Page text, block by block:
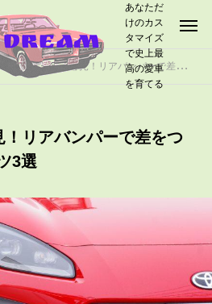
あなただ
けのカス
タマイズ
で史上最
高の愛車
を育てる
GR86オーナー必見！リアバンパーで差をつけるカスタムパーツ3選
リアバンパーで差をつ
3選